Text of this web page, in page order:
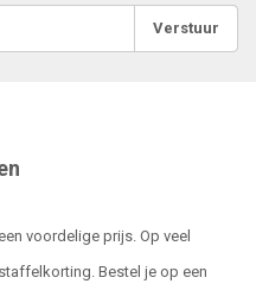
Verstuur
voordelige prijs. Op veel
Bestel je op een